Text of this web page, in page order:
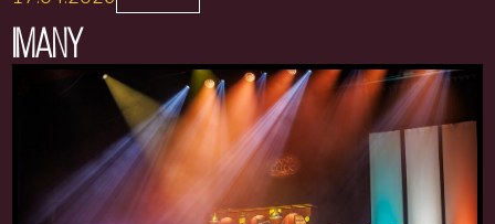
IMANY